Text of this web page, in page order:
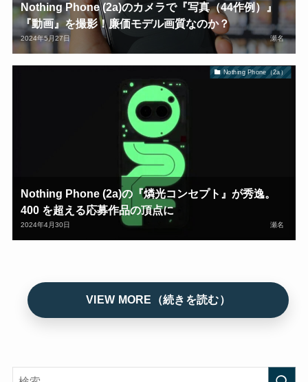
Nothing Phone (2a)のカメラで『写真（44作例）』
『動画』を撮影！廉価モデル画質なのか？
2024年5月27日 瀬名
Nothing Phone（2a）
Nothing Phone (2a)の『燐光コンセプト』が秀逸。
400 を超える応募作品の頂点に
2024年4月30日 瀬名